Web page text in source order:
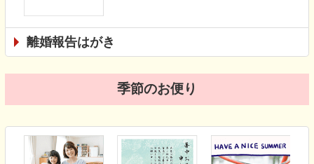
離婚報告はがき
季節のお便り